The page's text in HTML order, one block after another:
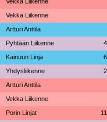
Vekka Liikenne
Artturi Anttila
Pyhtään Liikenne
Kainuun Linja
Yhdysliikenne
Artturi Anttila
Vekka Liikenne
Porin Linjat